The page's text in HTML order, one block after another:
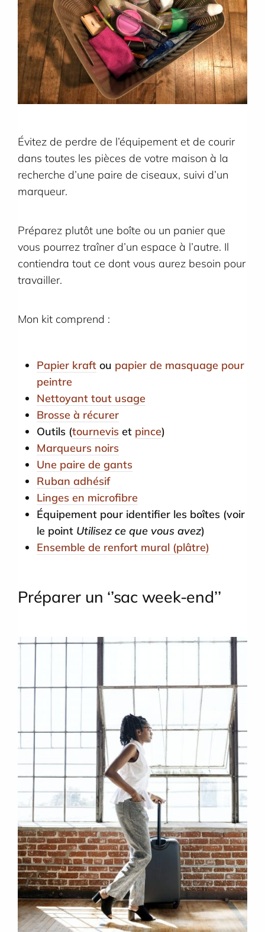
Évitez de perdre de l’équipement et de courir
dans toutes les pièces de votre maison à la
recherche d’une paire de ciseaux, suivi d’un
marqueur.
Préparez plutôt une boîte ou un panier que
vous pourrez traîner d’un espace à l’autre. Il
contiendra tout ce dont vous aurez besoin pour
travailler.
Mon kit comprend :
Papier kraft ou papier de masquage pour
peintre
Nettoyant tout usage
Brosse à récurer
Outils (tournevis et pince)
Marqueurs noirs
Une paire de gants
Ruban adhésif
Linges en microfibre
Équipement pour identifier les boîtes (voir
le point Utilisez ce que vous avez)
Ensemble de renfort mural (plâtre)
Préparer un ‘’sac week-end’’